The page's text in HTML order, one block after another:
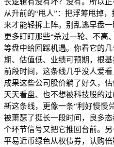
从升前的“甩人”：把浮筹甩掉
来才能轻拆上阵。别乱逃早盘
更多盯盯那些“杀过一轮、不高
等盘中给回踩机遇。你看它的
期、估值低、业绩可预期，根基
前段时间，这条线几乎没人爱
成果这些公司股价躺了好久，
天天看盘、也不想被科技股的
新这条线，更像一条“利好慢慢
被萧瑟了挺长一段时间，良多
个环节信号又把它推回台前。
平易近币绿色从权债券，认购